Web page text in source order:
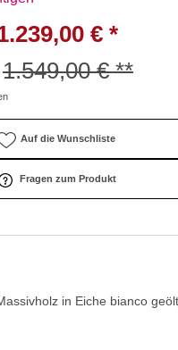
€ *
1.549,00 € **
Auf die Wunschliste
Fragen zum Produkt
in Eiche bianco